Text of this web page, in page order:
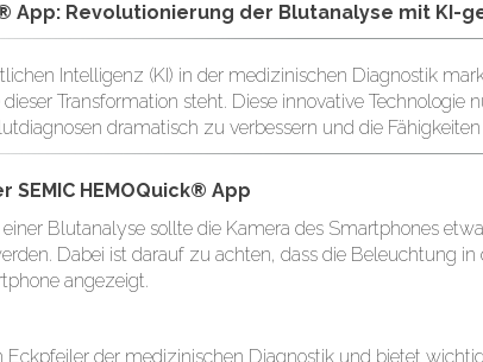
App: Revolutionierung der Blutanalyse mit
Intelligenz (KI) in der medizinischen Diagnostik
Transformation steht. Diese innovative
dramatisch zu verbessern und die
SEMIC HEMOQuick® App
Blutanalyse sollte die Kamera des Smartphones
Dabei ist darauf zu achten, dass die Beleuchtung
angezeigt.
Eckpfeiler der medizinischen Diagnostik und bietet